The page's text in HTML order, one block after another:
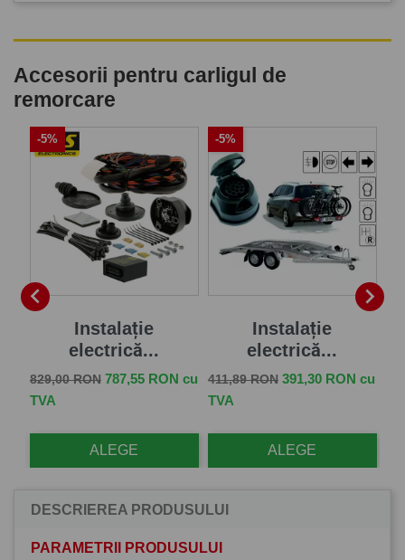
Accesorii pentru carligul de
remorcare

Instalație
electrică...
Pret de baza
829,00 RON Pret
787,55 RON cu
TVA
ALEGE
-5%
Instalație
electrică...
Pret de baza
411,89 RON Pret
391,30 RON cu
TVA
ALEGE
-5%

DESCRIEREA PRODUSULUI
PARAMETRII PRODUSULUI